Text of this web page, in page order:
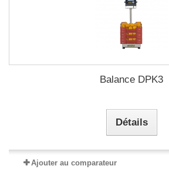
Balance DPK3
Détails
Ajouter au comparateur